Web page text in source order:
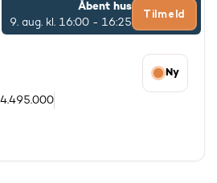
Åbent hus
9. aug. kl. 16:00 - 16:25
Tilmeld
Ny